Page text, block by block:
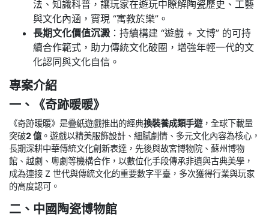
法、知識科普，讓玩家在遊玩中瞭解陶瓷歷史、工藝
與文化內涵，實現 “寓教於樂”。
長期文化價值沉澱 ：持續構建 “遊戲 + 文博” 的可持
續合作範式，助力傳統文化破圈，增強年輕一代的文
化認同與文化自信。
專案介紹
一、《奇跡暖暖》
《奇跡暖暖》是疊紙遊戲推出的經典換裝養成類手遊，全球下載量
突破2 億。遊戲以精美服飾設計、細膩劇情、多元文化內容為核心，
長期深耕中華傳統文化創新表達，先後與故宮博物院、蘇州博物
館、越劇、粵劇等機構合作，以數位化手段傳承非遺與古典美學，
成為連接 Z 世代與傳統文化的重要數字平臺，多次獲得行業與玩家
的高度認可。
二、中國陶瓷博物館